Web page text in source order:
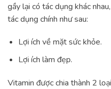
gầy lại có tác dụng khác
tác dụng chính như sau:
Lợi ích về mặt sức khỏe.
Lợi ích làm đẹp.
Vitamin được chia thành 2